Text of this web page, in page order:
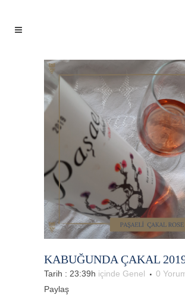
KABUĞUNDA ÇAKAL
Tarih : 23:39h içinde Genel
0
Paylaş